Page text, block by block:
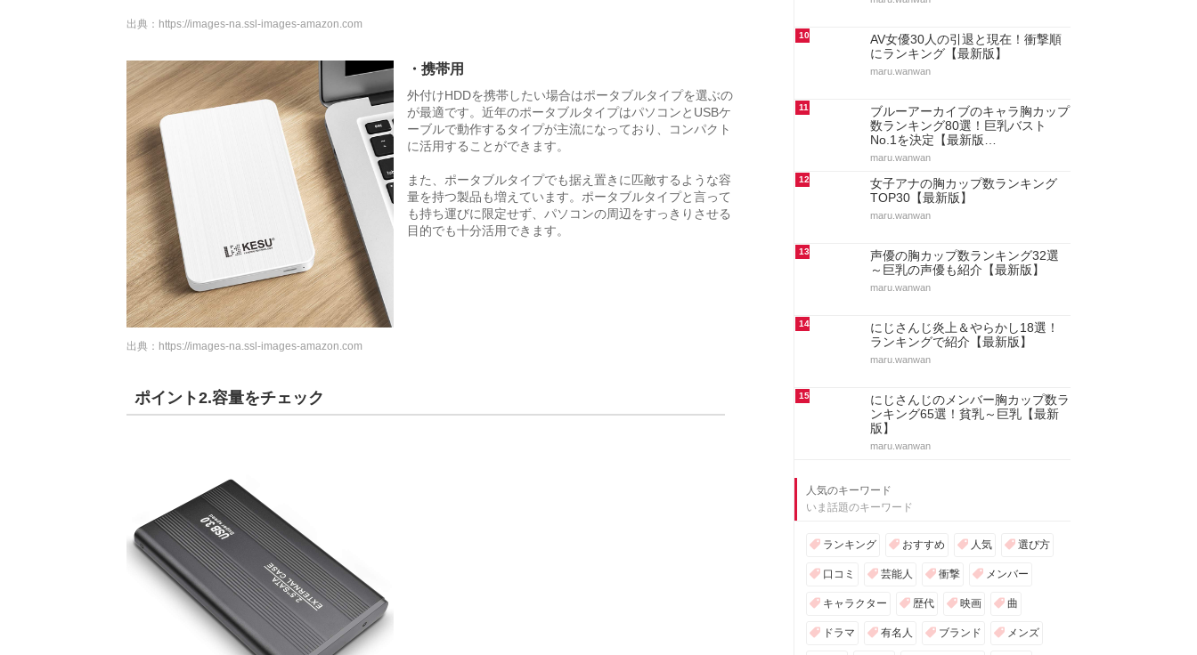
出典： https://images-na.ssl-images-amazon.com
・携帯用
外付けHDDを携帯したい場合はポータブルタイプを選ぶの
が最適です。近年のポータブルタイプはパソコンとUSBケ
ーブルで動作するタイプが主流になっており、コンパクト
に活用することができます。
また、ポータブルタイプでも据え置きに匹敵するような容
量を持つ製品も増えています。ポータブルタイプと言って
も持ち運びに限定せず、パソコンの周辺をすっきりさせる
目的でも十分活用できます。
出典： https://images-na.ssl-images-amazon.com
ポイント2.容量をチェック
10
AV女優30人の引退と現在！衝撃順
にランキング【最新版】
maru.wanwan
11
ブルーアーカイブのキャラ胸カップ
数ランキング80選！巨乳バスト
No.1を決定【最新版…
maru.wanwan
12
女子アナの胸カップ数ランキング
TOP30【最新版】
maru.wanwan
13
声優の胸カップ数ランキング32選
～巨乳の声優も紹介【最新版】
maru.wanwan
14
にじさんじ炎上＆やらかし18選！
ランキングで紹介【最新版】
maru.wanwan
15
にじさんじのメンバー胸カップ数ラ
ンキング65選！貧乳～巨乳【最新
版】
maru.wanwan
人気のキーワード
いま話題のキーワード
ランキング おすすめ 人気 選び方
口コミ 芸能人 衝撃 メンバー
キャラクター 歴代 映画 曲
ドラマ 有名人 ブランド メンズ